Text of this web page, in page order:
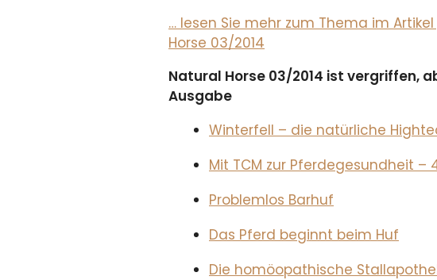
… lesen Sie mehr zum Thema im
Horse 03/2014
Natural Horse 03/2014 ist vergriffen,
Ausgabe
Winterfell – die natürliche
Mit TCM zur Pferdegesundheit –
Problemlos Barhuf
Das Pferd beginnt beim Huf
Die homöopathische